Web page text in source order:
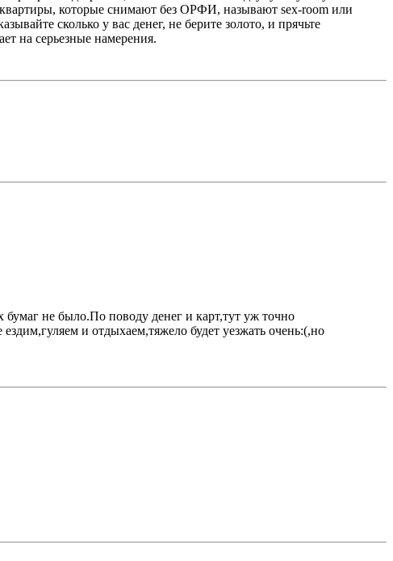
которые снимают без ОРФИ, называют sex-room или
сколько у вас денег, не берите золото, и прячьте
на серьезные намерения.
не было.По поводу денег и карт,тут уж точно
и отдыхаем,тяжело будет уезжать очень:(,но